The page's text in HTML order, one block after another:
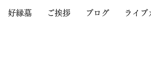
好縁墓 ご挨拶 ブログ ライブ